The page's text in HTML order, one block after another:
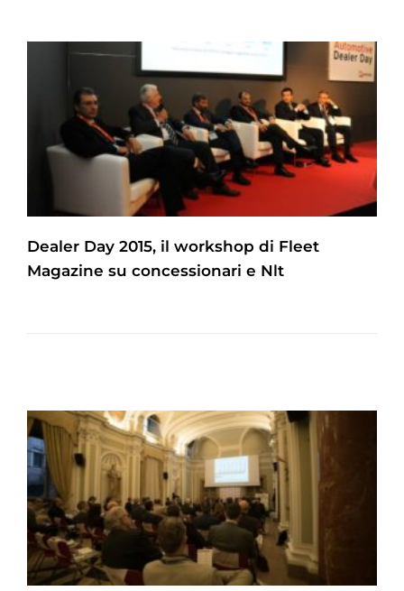
Dealer Day 2015, il workshop di Fleet
Magazine su concessionari e Nlt